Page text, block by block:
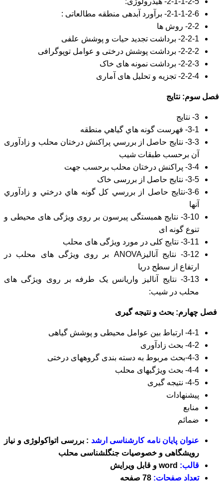
2-1-1-2-6- برآورد آبدهی منطقه مطالعاتی :
2-2- روش ها
2-2-1- برداشت تجدید حیات و پوشش علفی
2-2-2- برداشت پوشش درختی و عوامل توپوگرافی
2-2-3- برداشت نمونه های خاک
2-2-4- تجزیه و تحلیل های آماری
فصل سوم: نتایج
3- نتايج
3-1- فهرست گونه هاي گياهي منطقه
3-3- نتايج حاصل از بررسي پراکنش درختان محلب و زادآوری
آن برحسب طبقات شیب
3-4- پراکنش درختان محلب برحسب جهت
3-5- نتایج حاصل از بررسی خاک
3-6-نتايج حاصل از بررسي کل گونه هاي درختي و زادآوري
آنها
3-10- نتايج همبستگی پيرسون بر روی ويژگی های محيطی و
تنوع گونه ای
3-11- نتايج کلی در مورد ويژگی های محلب
3-12- نتايج آنالیزANOVA بر روی ويژگی های محلب در
ارتفاع از سطح دریا
3-13- نتایج آنالیز واریانس یک طرفه بر روی ويژگی های
محلب در شیب:
فصل چهارم: بحث و نتیجه­ گیری
4-1- ارتباط بین عوامل محیطی و پوشش گیاهی
4-2- بحث زادآوری
4-3-بحث مربوط به دسته بندی گروههای درختی
4-4- بحث ویژگیهای محلب
4-5- نتیجه گیری
پیشنهادات
منابع
ضمائم
عنوان پایان نامه کارشناسی ارشد : بررسی اتواکولوژی و نیاز
رویشگاهی و خصوصیات جنگل­شناسی محلب
قالب:
تعداد صفحات: